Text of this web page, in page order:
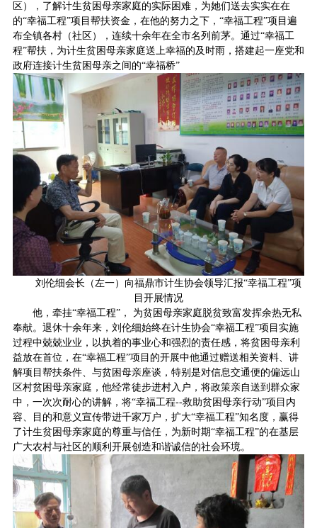
区），了解计生贫困母亲家庭的实际困难，为她们送去实实在在
的“幸福工程”项目帮扶资金，在他的努力之下，“幸福工程”项目遍
布全镇各村（社区），连续十余年在全市名列前茅。通过“幸福工
程”帮扶，为计生贫困母亲家庭送上幸福的及时雨，搭建起一座党和
政府连接计生贫困母亲之间的“幸福桥”
刘伦细会长（左一）向福鼎市计生协会领导汇报“幸福工程”项
目开展情况
他，牵挂“幸福工程”， 为贫困母亲家庭脱贫致富发挥余热无私
奉献。退休十余年来，刘伦细始终在计生协会“幸福工程”项目实施
过程中兢兢业业，以执着的事业心和强烈的责任感，将贫困母亲利
益放在首位，在“幸福工程”项目的开展中他通过赠送相关资料、讲
解项目帮扶条件、与贫困母亲座谈，特别是对信息交通便的偏远山
区村贫困母亲家庭，他经常徒步进村入户，将政策亲自送到群众家
中，一次次耐心的讲解，将“幸福工程--救助贫困母亲行动”项目内
容、目的和意义宣传带进千家万户，扩大“幸福工程”知名度，赢得
了计生贫困母亲家庭的尊重与信任，为新时期“幸福工程”的在基层
广大农村与社区的顺利开展创造和谐诚信的社会环境。